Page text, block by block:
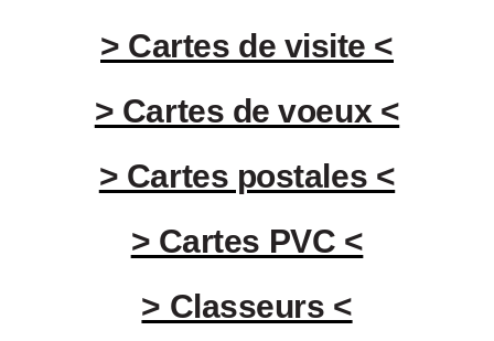
> Cartes de visite <
> Cartes de voeux <
> Cartes postales <
> Cartes PVC <
> Classeurs <